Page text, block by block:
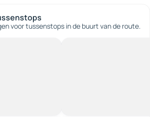
voor tussenstops in de buurt van de route.